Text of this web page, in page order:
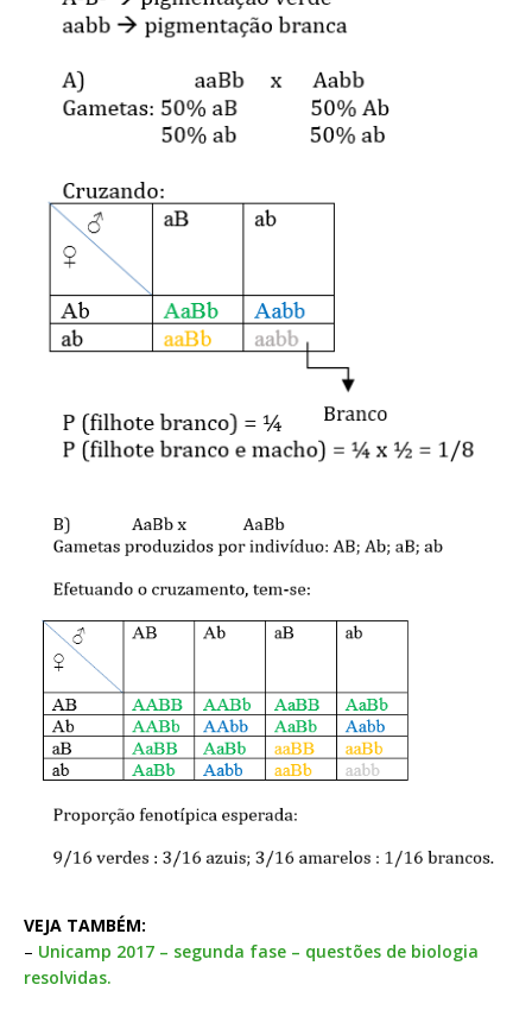
VEJA TAMBÉM:
– Unicamp 2017 – segunda fase – questões de biologia
resolvidas.